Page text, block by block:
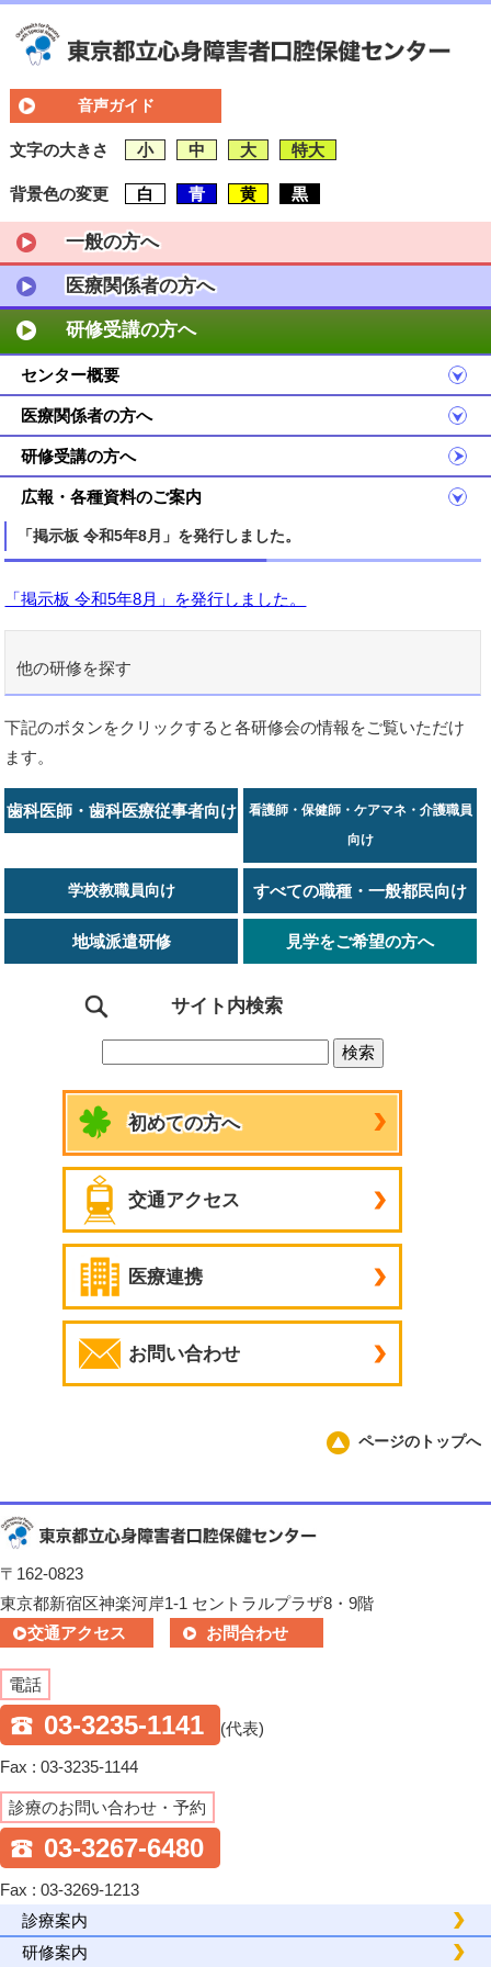
音声ガイド
文字の大きさ 小 中 大 特大
背景色の変更 白 青 黄 黒
一般の方へ
医療関係者の方へ
研修受講の方へ
センター概要
医療関係者の方へ
研修受講の方へ
広報・各種資料のご案内
「掲示板 令和5年8月」を発行しました。
「掲示板 令和5年8月」を発行しました。
他の研修を探す
下記のボタンをクリックすると各研修会の情報をご覧いただけ
ます。
歯科医師・歯科医療従事者向け
看護師・保健師・ケアマネ・介護職員
向け
学校教職員向け すべての職種・一般都民向け
地域派遣研修 見学をご希望の方へ
サイト内検索
初めての方へ
交通アクセス
医療連携
お問い合わせ
ページのトップへ
〒162-0823
東京都新宿区神楽河岸1-1 セントラルプラザ8・9階
交通アクセス
お問合わせ
電話
03-3235-1141 (代表)
Fax : 03-3235-1144
診療のお問い合わせ・予約
03-3267-6480
Fax : 03-3269-1213
診療案内
研修案内